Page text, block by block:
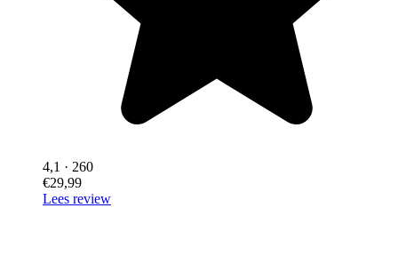
4,1 · 260
€29,99
Lees review